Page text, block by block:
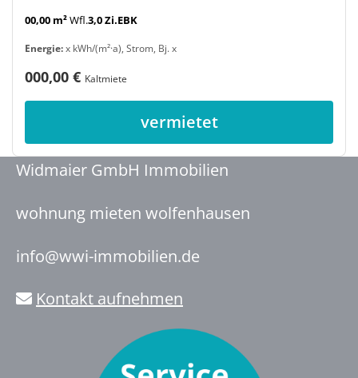
00,00 m²Wfl.3,0 Zi.EBK
Energie:x kWh/(m²·a), Strom, Bj. x
000,00 € Kaltmiete
vermietet
Widmaier GmbH Immobilien
wohnung mieten wolfenhausen
info@wwi-immobilien.de
Kontakt aufnehmen